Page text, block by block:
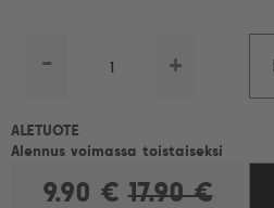
- +
ALETUOTE
Alennus voimassa toistaiseksi
9.90 € 17.90 €